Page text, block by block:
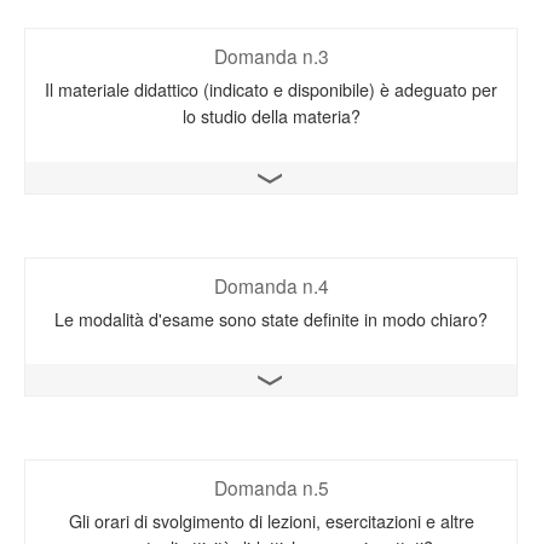
Domanda n.3
Il materiale didattico (indicato e disponibile) è adeguato per
lo studio della materia?
Apri il grafico
Domanda n.4
Le modalità d'esame sono state definite in modo chiaro?
Apri il grafico
Domanda n.5
Gli orari di svolgimento di lezioni, esercitazioni e altre